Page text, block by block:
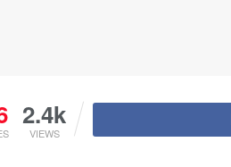
2.4k
VIEWS